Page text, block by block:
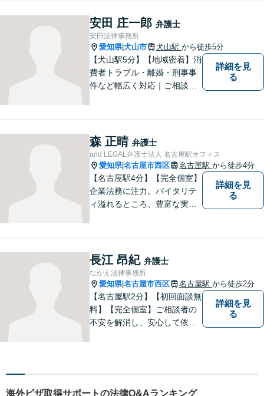
に対応します。【初回相談無
料】法律トラブルでお悩みの
方は、お気軽にご相談くださ
い。
安田 庄一郎 弁護士
安田法律事務所
愛知県|犬山市 犬山駅 から徒歩5分
【犬山駅5分】【地域密着】消
費者トラブル・離婚・刑事事
件など幅広く対応｜ご相談者
休日・時間外対応可】
詳細を見
る
森 正晴 弁護士
and LEGAL弁護士法人 名古屋駅オフィス
愛知県|名古屋市西区 名古屋駅 から徒歩4分
【名古屋駅4分】【完全個室】
企業法務に注力。バイタリテ
ィ溢れるところ、豊富な実
い。
詳細を見
る
長江 昂紀 弁護士
ながえ法律事務所
愛知県|名古屋市西区 名古屋駅 から徒歩2分
【名古屋駅2分】【初回面談無
料】【完全個室】ご相談者の
不安を解消し、安心して依頼
依頼者の気持ちに寄り添い、
最適な解決策をご提案するこ
詳細を見
る
海外ビザ取得サポートの法律Q&Aランキング